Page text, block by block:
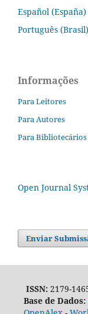
Español (España)
Português (Brasil)
Informações
Para Leitores
Para Autores
Para Bibliotecários
Open Journal
Enviar
ISSN:2179-
Base de Dados: